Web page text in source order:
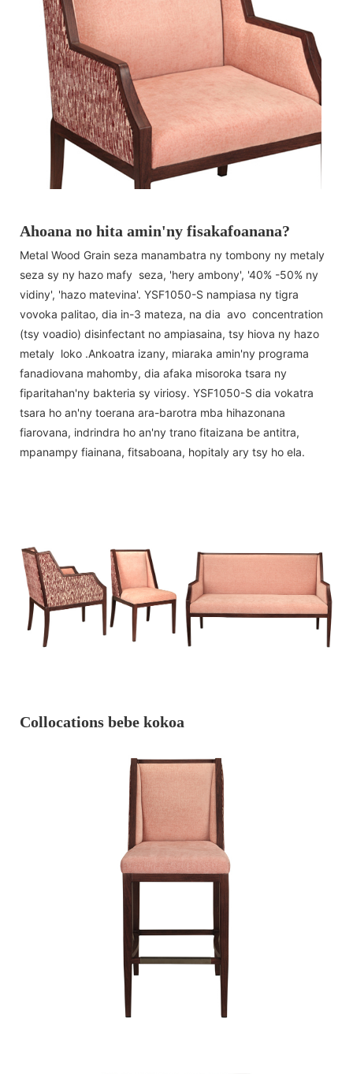
Ahoana no hita amin'ny fisakafoanana?
Metal Wood Grain seza manambatra ny tombony ny metaly
seza sy ny hazo mafy seza, 'hery ambony', '40% -50% ny
vidiny', 'hazo matevina'. YSF1050-S nampiasa ny tigra
vovoka palitao, dia in-3 mateza, na dia avo concentration
(tsy voadio) disinfectant no ampiasaina, tsy hiova ny hazo
metaly loko .Ankoatra izany, miaraka amin'ny programa
fanadiovana mahomby, dia afaka misoroka tsara ny
fiparitahan'ny bakteria sy viriosy. YSF1050-S dia vokatra
tsara ho an'ny toerana ara-barotra mba hihazonana
fiarovana, indrindra ho an'ny trano fitaizana be antitra,
mpanampy fiainana, fitsaboana, hopitaly ary tsy ho ela.
Collocations bebe kokoa